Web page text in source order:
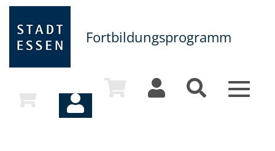
Fortbildungsprogramm
Toggle